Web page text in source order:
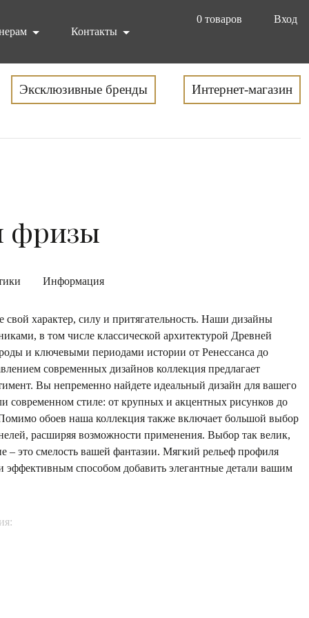
0 товаров
Вход
Контакты
Эксклюзивные бренды Интернет-магазин
фризы
Информация
характер, силу и притягательность. Наши дизайны
в том числе классической архитектурой Древней
и ключевыми периодами истории от Ренессанса до
современных дизайнов коллекция предлагает
Вы непременно найдете идеальный дизайн для вашего
современном стиле: от крупных и акцентных рисунков до
обоев наша коллекция также включает большой выбор
расширяя возможности применения. Выбор так велик,
– это смелость вашей фантазии. Мягкий рельеф профиля
эффективным способом добавить элегантные детали вашим